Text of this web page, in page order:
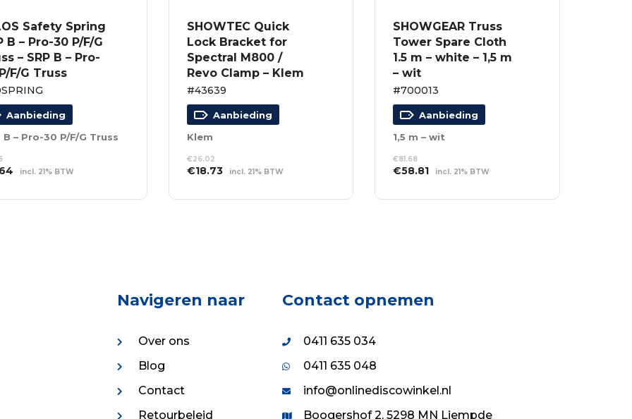
Safety Spring
B – Pro-30 P/F/G
– SRP B – Pro-
F/G Truss
Aanbieding
B – Pro-30 P/F/G Truss
Huidige
is:
incl. 21% BTW
SHOWTEC Quick
Lock Bracket for
Spectral M800 /
Revo Clamp – Klem
#43639
Aanbieding
Klem
€26.02
Oorspronkelijke
was:
€18.73Huidige
is:
incl. 21% BTW
WINKELWAGEN
SHOWGEAR Truss
Tower Spare Cloth
1.5 m – white – 1,5 m
– wit
#700013
Aanbieding
1,5 m – wit
€81.68
Oorspronkelijke
was:
€58.81Huidige
is:
incl. 21% BTW
WINKELWAGEN
Navigeren naar
Over ons
Blog
Contact
Retourbeleid
Contact opnemen
0411 635 034
0411 635 048
info@onlinediscowinkel.nl
Boogershof 2, 5298 MN Liempde